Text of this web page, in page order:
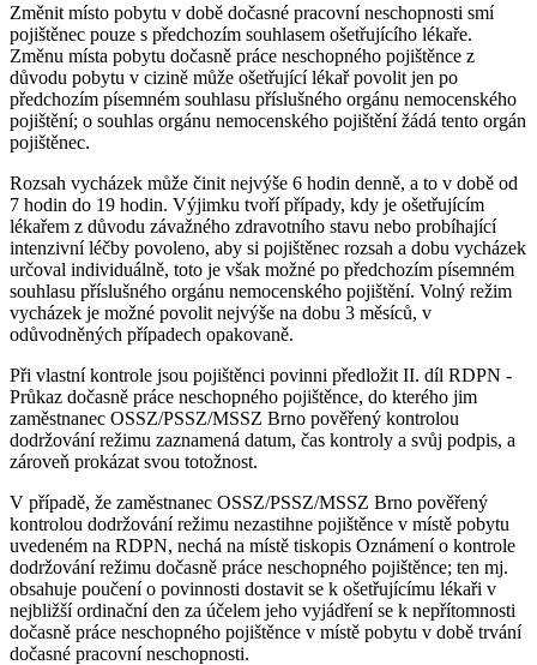
Změnit místo pobytu v době dočasné pracovní neschopnosti smí
pojištěnec pouze s předchozím souhlasem ošetřujícího lékaře.
Změnu místa pobytu dočasně práce neschopného pojištěnce z
důvodu pobytu v cizině může ošetřující lékař povolit jen po
předchozím písemném souhlasu příslušného orgánu nemocenského
pojištění; o souhlas orgánu nemocenského pojištění žádá tento orgán
pojištěnec.
Rozsah vycházek může činit nejvýše 6 hodin denně, a to v době od
7 hodin do 19 hodin. Výjimku tvoří případy, kdy je ošetřujícím
lékařem z důvodu závažného zdravotního stavu nebo probíhající
intenzivní léčby povoleno, aby si pojištěnec rozsah a dobu vycházek
určoval individuálně, toto je však možné po předchozím písemném
souhlasu příslušného orgánu nemocenského pojištění. Volný režim
vycházek je možné povolit nejvýše na dobu 3 měsíců, v
odůvodněných případech opakovaně.
Při vlastní kontrole jsou pojištěnci povinni předložit II. díl RDPN -
Průkaz dočasně práce neschopného pojištěnce, do kterého jim
zaměstnanec OSSZ/PSSZ/MSSZ Brno pověřený kontrolou
dodržování režimu zaznamená datum, čas kontroly a svůj podpis, a
zároveň prokázat svou totožnost.
V případě, že zaměstnanec OSSZ/PSSZ/MSSZ Brno pověřený
kontrolou dodržování režimu nezastihne pojištěnce v místě pobytu
uvedeném na RDPN, nechá na místě tiskopis Oznámení o kontrole
dodržování režimu dočasně práce neschopného pojištěnce; ten mj.
obsahuje poučení o povinnosti dostavit se k ošetřujícímu lékaři v
nejbližší ordinační den za účelem jeho vyjádření se k nepřítomnosti
dočasně práce neschopného pojištěnce v místě pobytu v době trvání
dočasné pracovní neschopnosti.